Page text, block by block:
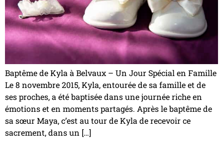
Baptême de Kyla à Belvaux – Un Jour Spécial en Famille
Le 8 novembre 2015, Kyla, entourée de sa famille et de
ses proches, a été baptisée dans une journée riche en
émotions et en moments partagés. Après le baptême de
sa sœur Maya, c’est au tour de Kyla de recevoir ce
sacrement, dans un […]